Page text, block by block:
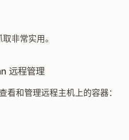
非常实用。
远程管理
看和管理远程主机上的容器：